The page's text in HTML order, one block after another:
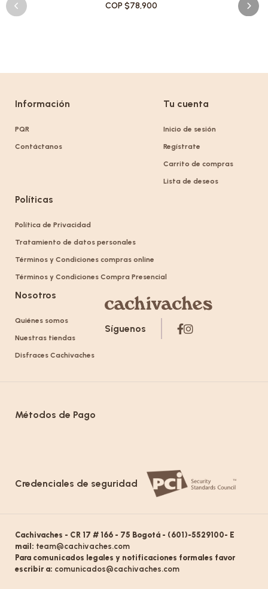
COP $78,900
Información
PQR
Contáctanos
Tu cuenta
Inicio de sesión
Regístrate
Carrito de compras
Lista de deseos
Políticas
Política de Privacidad
Tratamiento de datos personales
Términos y Condiciones compras online
Términos y Condiciones Compra Presencial
Nosotros
Quiénes somos
Nuestras tiendas
Disfraces Cachivaches
Síguenos
Métodos de Pago
Credenciales de seguridad
Cachivaches - CR 17 # 166 - 75 Bogotá - (601)-5529100- E
mail: team@cachivaches.com
Para comunicados legales y notificaciones formales favor
escribir a: comunicados@cachivaches.com